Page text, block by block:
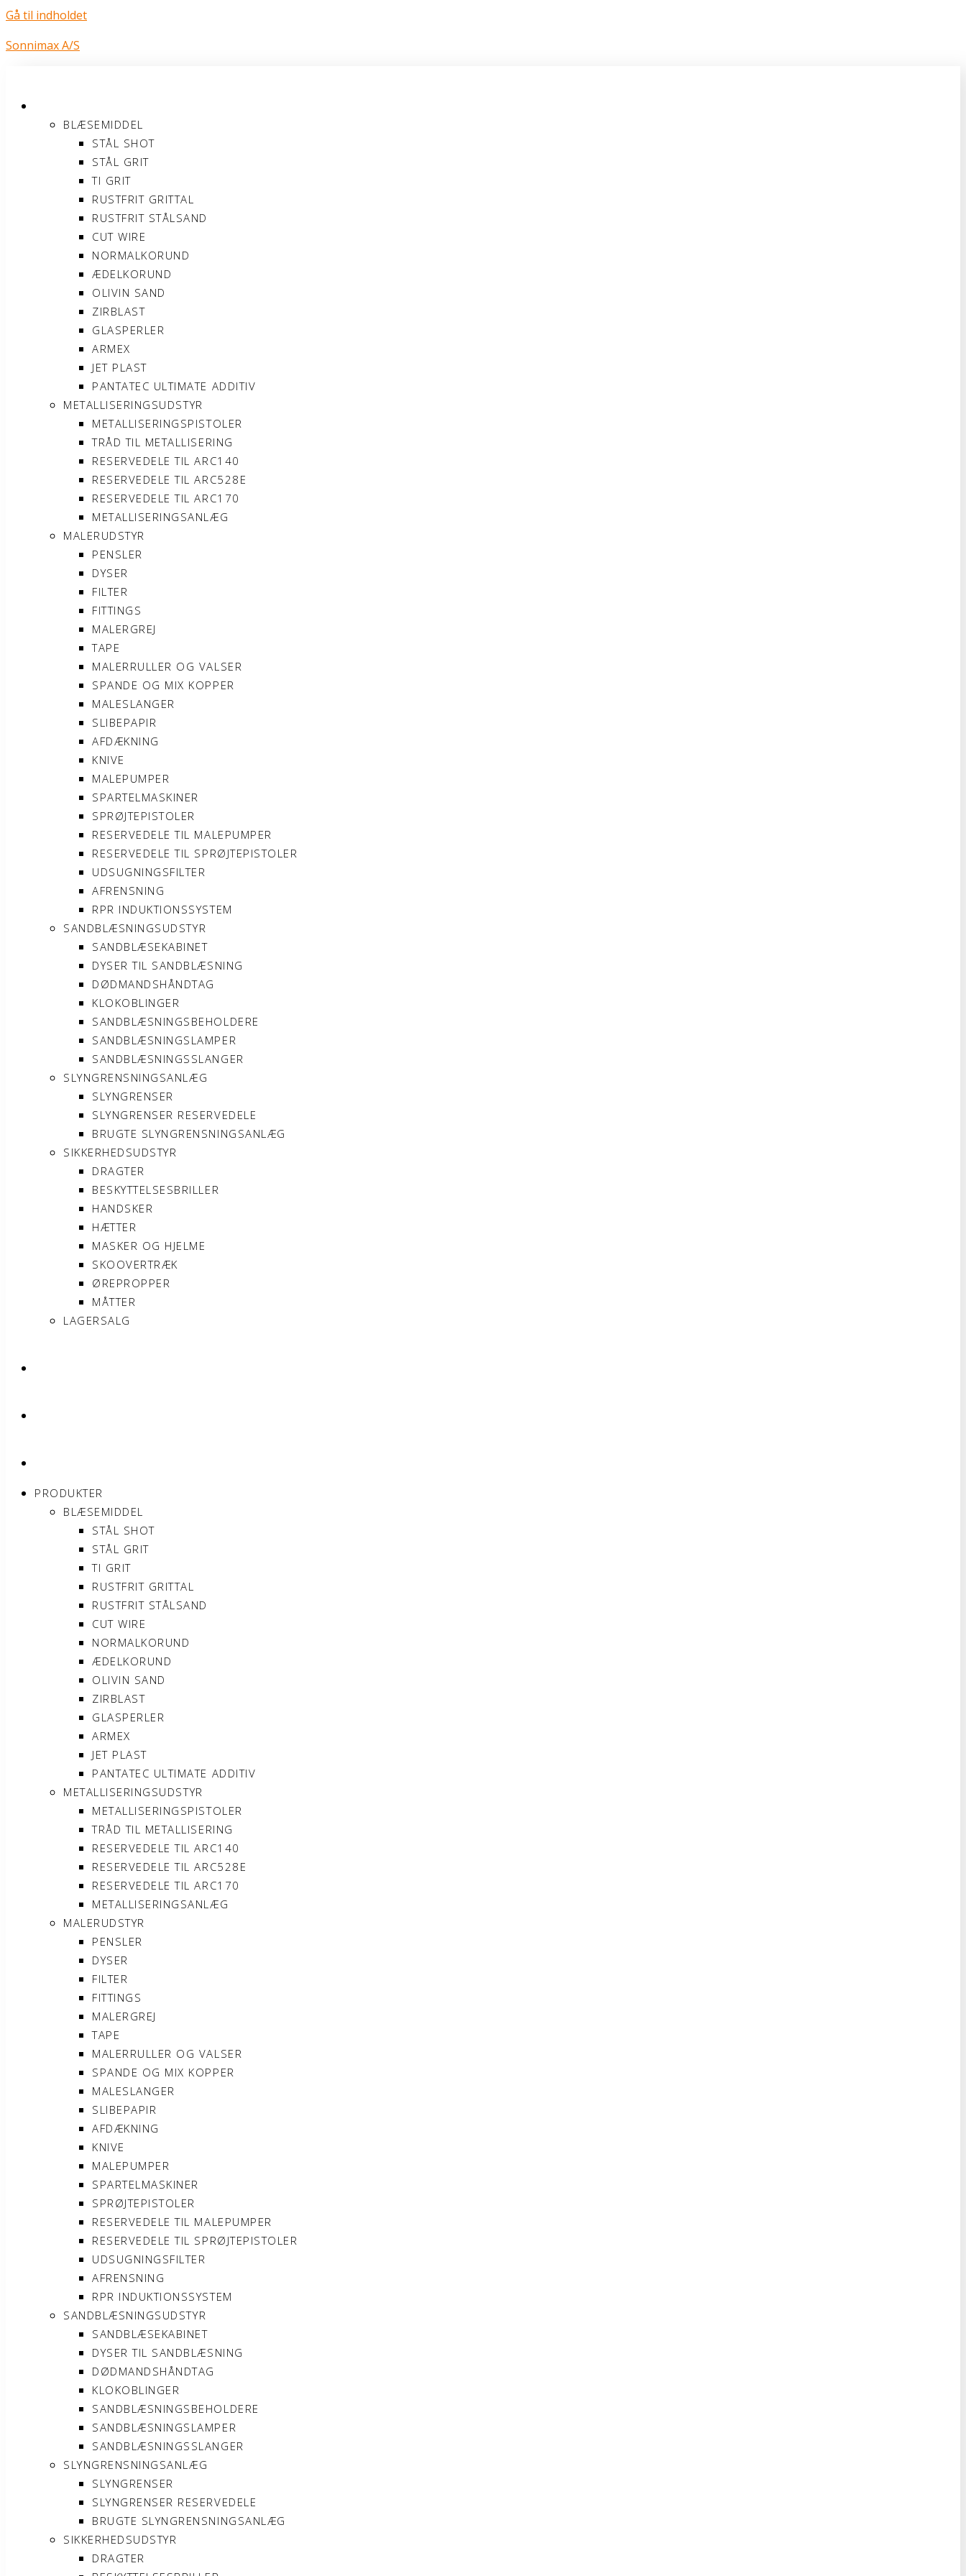
Gå til indholdet
Sonnimax A/S
BLÆSEMIDDEL
STÅL SHOT
STÅL GRIT
TI GRIT
RUSTFRIT GRITTAL
RUSTFRIT STÅLSAND
CUT WIRE
NORMALKORUND
ÆDELKORUND
OLIVIN SAND
ZIRBLAST
GLASPERLER
ARMEX
JET PLAST
PANTATEC ULTIMATE ADDITIV
METALLISERINGSUDSTYR
METALLISERINGSPISTOLER
TRÅD TIL METALLISERING
RESERVEDELE TIL ARC140
RESERVEDELE TIL ARC528E
RESERVEDELE TIL ARC170
METALLISERINGSANLÆG
MALERUDSTYR
PENSLER
DYSER
FILTER
FITTINGS
MALERGREJ
TAPE
MALERRULLER OG VALSER
SPANDE OG MIX KOPPER
MALESLANGER
SLIBEPAPIR
AFDÆKNING
KNIVE
MALEPUMPER
SPARTELMASKINER
SPRØJTEPISTOLER
RESERVEDELE TIL MALEPUMPER
RESERVEDELE TIL SPRØJTEPISTOLER
UDSUGNINGSFILTER
AFRENSNING
RPR INDUKTIONSSYSTEM
SANDBLÆSNINGSUDSTYR
SANDBLÆSEKABINET
DYSER TIL SANDBLÆSNING
DØDMANDSHÅNDTAG
KLOKOBLINGER
SANDBLÆSNINGSBEHOLDERE
SANDBLÆSNINGSLAMPER
SANDBLÆSNINGSSLANGER
SLYNGRENSNINGSANLÆG
SLYNGRENSER
SLYNGRENSER RESERVEDELE
BRUGTE SLYNGRENSNINGSANLÆG
SIKKERHEDSUDSTYR
DRAGTER
BESKYTTELSESBRILLER
HANDSKER
HÆTTER
MASKER OG HJELME
SKOOVERTRÆK
ØREPROPPER
MÅTTER
LAGERSALG
PRODUKTER
BLÆSEMIDDEL
STÅL SHOT
STÅL GRIT
TI GRIT
RUSTFRIT GRITTAL
RUSTFRIT STÅLSAND
CUT WIRE
NORMALKORUND
ÆDELKORUND
OLIVIN SAND
ZIRBLAST
GLASPERLER
ARMEX
JET PLAST
PANTATEC ULTIMATE ADDITIV
METALLISERINGSUDSTYR
METALLISERINGSPISTOLER
TRÅD TIL METALLISERING
RESERVEDELE TIL ARC140
RESERVEDELE TIL ARC528E
RESERVEDELE TIL ARC170
METALLISERINGSANLÆG
MALERUDSTYR
PENSLER
DYSER
FILTER
FITTINGS
MALERGREJ
TAPE
MALERRULLER OG VALSER
SPANDE OG MIX KOPPER
MALESLANGER
SLIBEPAPIR
AFDÆKNING
KNIVE
MALEPUMPER
SPARTELMASKINER
SPRØJTEPISTOLER
RESERVEDELE TIL MALEPUMPER
RESERVEDELE TIL SPRØJTEPISTOLER
UDSUGNINGSFILTER
AFRENSNING
RPR INDUKTIONSSYSTEM
SANDBLÆSNINGSUDSTYR
SANDBLÆSEKABINET
DYSER TIL SANDBLÆSNING
DØDMANDSHÅNDTAG
KLOKOBLINGER
SANDBLÆSNINGSBEHOLDERE
SANDBLÆSNINGSLAMPER
SANDBLÆSNINGSSLANGER
SLYNGRENSNINGSANLÆG
SLYNGRENSER
SLYNGRENSER RESERVEDELE
BRUGTE SLYNGRENSNINGSANLÆG
SIKKERHEDSUDSTYR
DRAGTER